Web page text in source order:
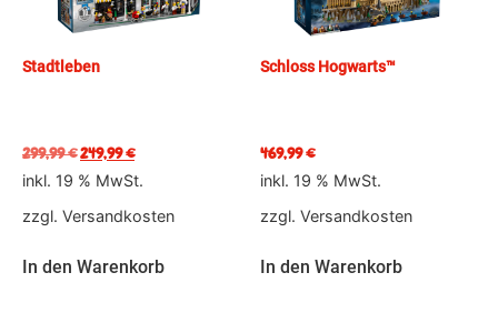
Stadtleben
299,99€249,99€
inkl. 19 % MwSt.
zzgl. Versandkosten
In den Warenkorb
Schloss Hogwarts™
469,99€
inkl. 19 % MwSt.
zzgl. Versandkosten
In den Warenkorb